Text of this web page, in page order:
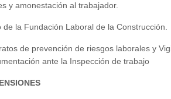
y amonestación al trabajador.
de la Fundación Laboral de la Construcción.
de prevención de riesgos laborales y
ante la Inspección de trabajo